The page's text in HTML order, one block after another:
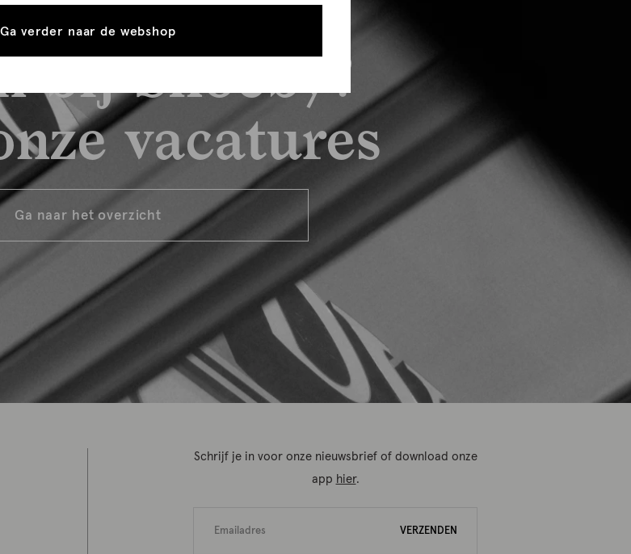
bij Shoeby?
vacatures
Ga naar het overzicht
Schrijf je in voor onze nieuwsbrief of download onze
app hier.
VERZENDEN
Ga verder naar de webshop